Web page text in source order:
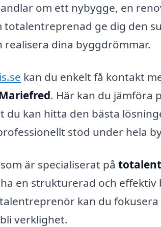
om ett nybygge, en
ge dig den
dina byggdrömmar.
kan du enkelt få kontakt
. Här kan du jämföra
kan hitta den bästa
stöd under hela
är specialiserat på
en strukturerad och effektiv
kan du fokusera
verklighet.